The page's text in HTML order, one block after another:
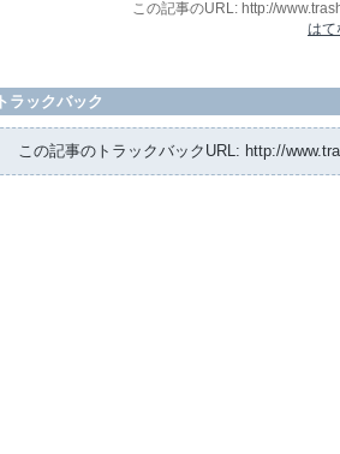
この記事のURL: http://
は
トラックバック
この記事のトラックバックURL: http://